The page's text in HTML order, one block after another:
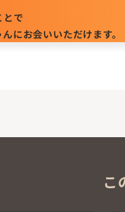
とで
にお会いいただけます。
こ